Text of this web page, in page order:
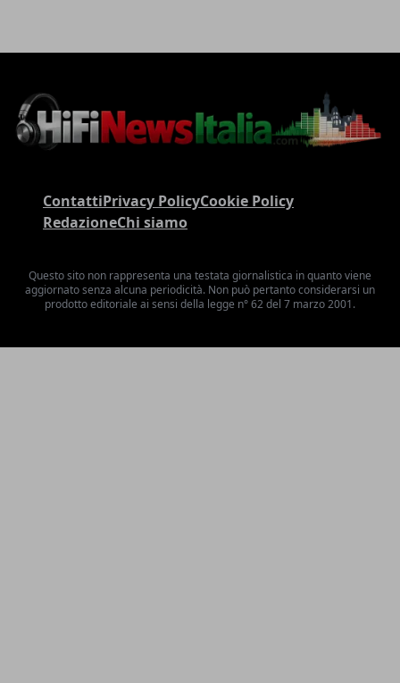
ContattiPrivacy PolicyCookie Policy
RedazioneChi siamo
Questo sito non rappresenta una testata giornalistica in quanto viene
aggiornato senza alcuna periodicità. Non può pertanto considerarsi un
prodotto editoriale ai sensi della legge n° 62 del 7 marzo 2001.